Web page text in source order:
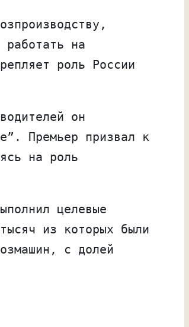
работать на
роль России
он
Премьер призвал к
на роль
целевые
из которых были
с долей